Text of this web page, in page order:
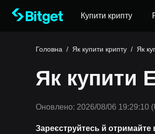
Купити крипту
Головна / Як купити крипту / Як
Як купити
Оновлено: 2026/08/06 19:29:10
Зареєструйтесь й отримайте